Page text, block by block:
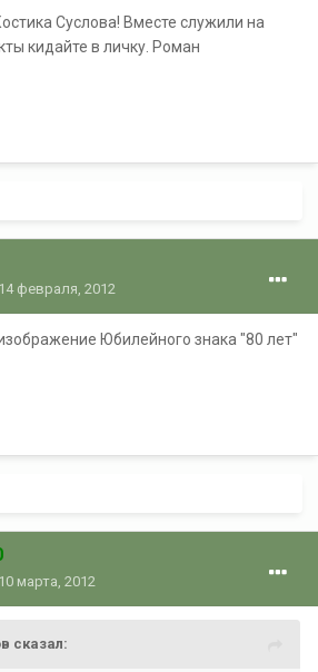
Суслова! Вместе служили на
кидайте в личку. Роман
14 февраля, 2012
Юбилейного знака "80 лет"
10 марта, 2012
сказал: